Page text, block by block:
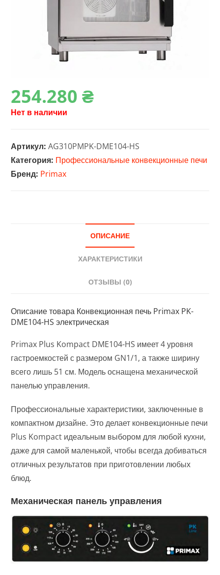
254.280₴
Нет в наличии
Артикул:AG310PMPK-DME104-HS
Категория: Профессиональные конвекционные печи
Бренд: Primax
ОПИСАНИЕ
ХАРАКТЕРИСТИКИ
ОТЗЫВЫ (0)
Описание товара Конвекционная печь Primax PK-
DME104-HS электрическая
Primax Plus Kompact DME104-HS имеет 4 уровня
гастроемкостей с размером GN1/1, а также ширину
всего лишь 51 см. Модель оснащена механической
панелью управления.
Профессиональные характеристики, заключенные в
компактном дизайне. Это делает конвекционные печи
Plus Kompact идеальным выбором для любой кухни,
даже для самой маленькой, чтобы всегда добиваться
отличных результатов при приготовлении любых
блюд.
Механическая панель управления